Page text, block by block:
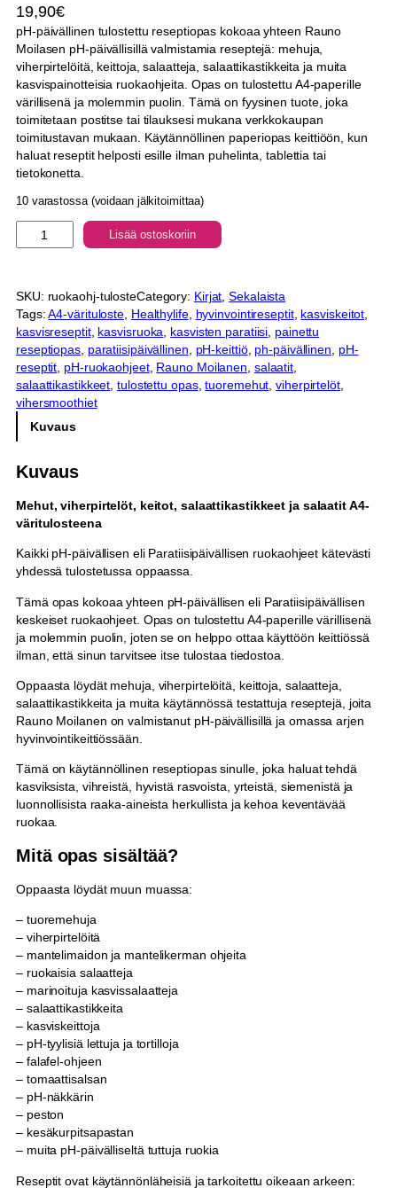
19,90€
pH-päivällinen tulostettu reseptiopas kokoaa yhteen Rauno
Moilasen pH-päivällisillä valmistamia reseptejä: mehuja,
viherpirtelöitä, keittoja, salaatteja, salaattikastikkeita ja muita
kasvispainotteisia ruokaohjeita. Opas on tulostettu A4-paperille
värillisenä ja molemmin puolin. Tämä on fyysinen tuote, joka
toimitetaan postitse tai tilauksesi mukana verkkokaupan
toimitustavan mukaan. Käytännöllinen paperiopas keittiöön, kun
haluat reseptit helposti esille ilman puhelinta, tablettia tai
tietokonetta.
10 varastossa (voidaan jälkitoimittaa)
H
ä
v
ä
l
l
i
e
–
u
l
o
s
e
t
t
u
e
s
e
p
t
i
o
s
ä
r
ä
Lisää ostoskoriin
SKU: ruokaohj-tulosteCategory: Kirjat , Sekalaista
Tags:A4-värituloste Healthylife, hyvinvointireseptit, kasviskeitot
kasvisreseptit, kasvisruoka kasvisten paratiisi painettu
reseptiopas, paratiisipäivällinen pH-keittiö, ph-päivällinen
pH-
reseptit pH-ruokaohjeet, Rauno Moilanen salaatit
salaattikastikkeet , tulostettu opas, tuoremehut , viherpirtelöt
vihersmoothiet
Kuvaus
Kuvaus
Mehut, viherpirtelöt, keitot, salaattikastikkeet ja salaatit A4-
väritulosteena
Kaikki pH-päivällisen eli Paratiisipäivällisen ruokaohjeet kätevästi
yhdessä tulostetussa oppaassa.
Tämä opas kokoaa yhteen pH-päivällisen eli Paratiisipäivällisen
keskeiset ruokaohjeet. Opas on tulostettu A4-paperille värillisenä
ja molemmin puolin, joten se on helppo ottaa käyttöön keittiössä
ilman, että sinun tarvitsee itse tulostaa tiedostoa.
Oppaasta löydät mehuja, viherpirtelöitä, keittoja, salaatteja,
salaattikastikkeita ja muita käytännössä testattuja reseptejä, joita
Rauno Moilanen on valmistanut pH-päivällisillä ja omassa arjen
hyvinvointikeittiössään.
Tämä on käytännöllinen reseptiopas sinulle, joka haluat tehdä
kasviksista, vihreistä, hyvistä rasvoista, yrteistä, siemenistä ja
luonnollisista raaka-aineista herkullista ja kehoa keventävää
ruokaa.
Mitä opas sisältää?
Oppaasta löydät muun muassa:
– tuoremehuja
– viherpirtelöitä
– mantelimaidon ja mantelikerman ohjeita
– ruokaisia salaatteja
– marinoituja kasvissalaatteja
– salaattikastikkeita
– kasviskeittoja
– pH-tyylisiä lettuja ja tortilloja
– falafel-ohjeen
– tomaattisalsan
– pH-näkkärin
– peston
– kesäkurpitsapastan
– muita pH-päivälliseltä tuttuja ruokia
Reseptit ovat käytännönläheisiä ja tarkoitettu oikeaan arkeen: